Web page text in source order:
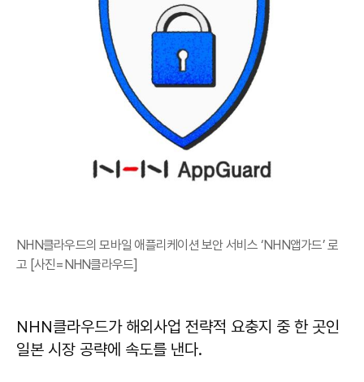
NHN클라우드의 모바일 애플리케이션 보안 서비스 ‘NHN앱가드’ 로
고 [사진=NHN클라우드]
NHN클라우드가 해외사업 전략적 요충지 중 한 곳인
일본 시장 공략에 속도를 낸다.